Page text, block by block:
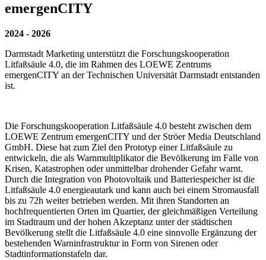
emergenCITY
2024 - 2026
Darmstadt Marketing unterstützt die Forschungskooperation
Litfaßsäule 4.0, die im Rahmen des LOEWE Zentrums
emergenCITY an der Technischen Universität Darmstadt entstanden
ist.
Die Forschungskooperation Litfaßsäule 4.0 besteht zwischen dem
LOEWE Zentrum emergenCITY und der Ströer Media Deutschland
GmbH. Diese hat zum Ziel den Prototyp einer Litfaßsäule zu
entwickeln, die als Warnmultiplikator die Bevölkerung im Falle von
Krisen, Katastrophen oder unmittelbar drohender Gefahr warnt.
Durch die Integration von Photovoltaik und Batteriespeicher ist die
Litfaßsäule 4.0 energieautark und kann auch bei einem Stromausfall
bis zu 72h weiter betrieben werden. Mit ihren Standorten an
hochfrequentierten Orten im Quartier, der gleichmäßigen Verteilung
im Stadtraum und der hohen Akzeptanz unter der städtischen
Bevölkerung stellt die Litfaßsäule 4.0 eine sinnvolle Ergänzung der
bestehenden Warninfrastruktur in Form von Sirenen oder
Stadtinformationstafeln dar.